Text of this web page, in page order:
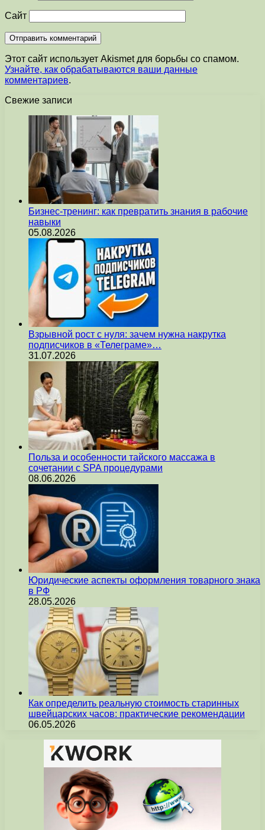
Сайт
Этот сайт использует Akismet для борьбы со спамом.
Узнайте, как обрабатываются ваши данные
комментариев.
Свежие записи
Бизнес-тренинг: как превратить знания в рабочие
навыки
05.08.2026
Взрывной рост с нуля: зачем нужна накрутка
подписчиков в «Телеграме»…
31.07.2026
Польза и особенности тайского массажа в
сочетании с SPA процедурами
08.06.2026
Юридические аспекты оформления товарного знака
в РФ
28.05.2026
Как определить реальную стоимость старинных
швейцарских часов: практические рекомендации
06.05.2026